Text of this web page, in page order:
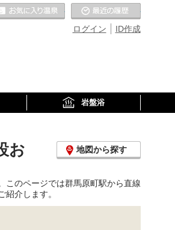
ID作成
ログイン
お気に入りの温泉
岩盤浴
お
地図から探す
このページでは群馬原町駅から直線
介します。